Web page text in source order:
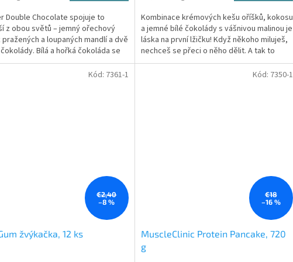
Double Chocolate spojuje to
z obou světů – jemný ořechový
a loupaných mandlí a dvě
Bílá a hořká čokoláda se
do...
Kombinace krémových kešu oříšků, kokosu
a jemné bílé čokolády s vášnivou malinou je
láska na první lžičku! Když někoho miluješ,
nechceš se přeci o něho dělit. A tak to
bude i s...
€2,40
–8 %
žvýkačka, 12 ks
Kód: 7361-1
€18
–16 %
MuscleClinic Protein Pancake, 720
g
Kód: 7350-1